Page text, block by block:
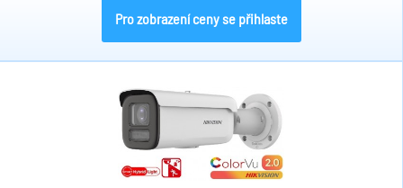
Pro zobrazení ceny se přihlaste